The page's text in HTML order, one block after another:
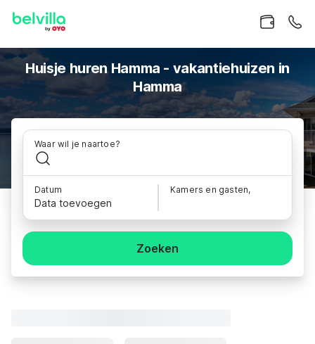
Huisje huren Hamma - vakantiehuizen in
Hamma
Waar wil je naartoe?
Datum
Data toevoegen
Kamers en gasten,
Zoeken